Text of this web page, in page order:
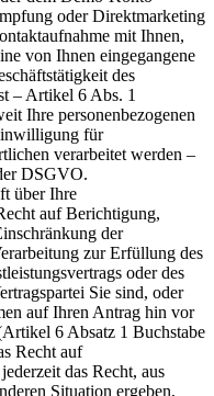
oder Direktmarketing
mit Ihnen,
von Ihnen eingegangene
des
– Artikel 6 Abs. 1
Ihre personenbezogenen
für
verarbeitet werden –
DSGVO.
über Ihre
auf Berichtigung,
der
zur Erfüllung des
oder des
Sie sind, oder
auf Ihren Antrag hin vor
6 Absatz 1 Buchstabe
Recht auf
das Recht, aus
Situation ergeben,